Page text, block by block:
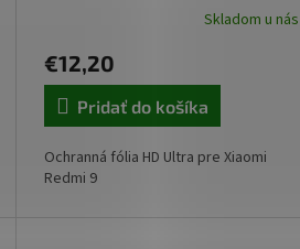
Skladom u nás
€12,20
Pridať do košíka
Ochranná fólia HD Ultra pre Xiaomi
Redmi 9